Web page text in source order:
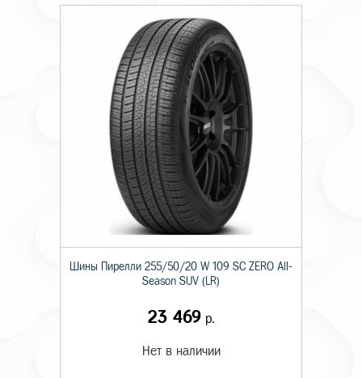
Шины Пирелли 255/50/20 W 109 SC ZERO All-
Season SUV (LR)
23 469р.
Нет в наличии